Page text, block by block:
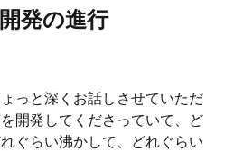
発の進行
っと深くお話しさせていただ
開発してくださっていて、ど
ぐらい沸かして、どれぐらい